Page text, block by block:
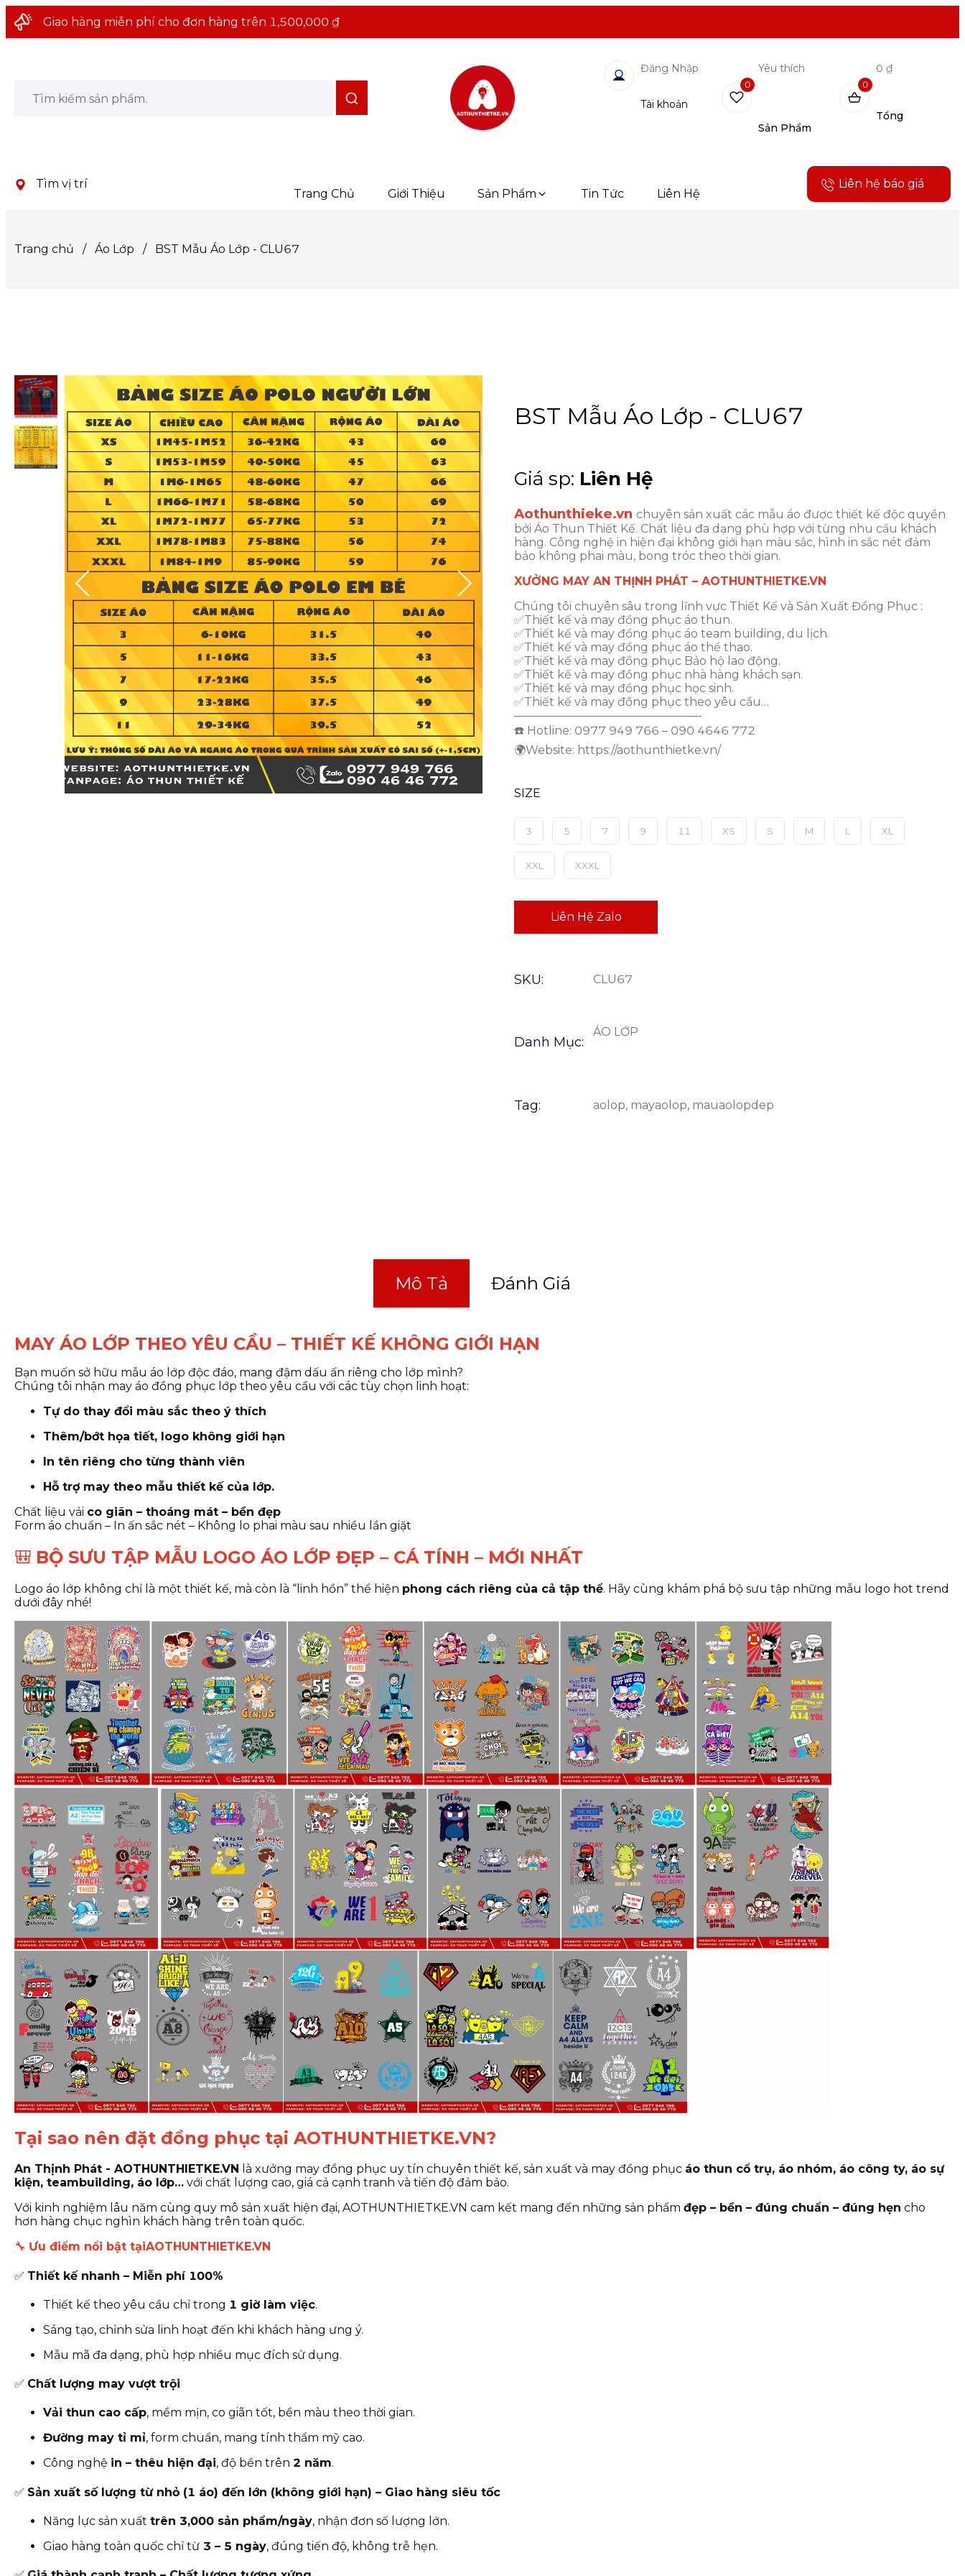
Giao hàng miễn phí cho đơn hàng trên 1,500,000 ₫
Đăng Nhập
Tài khoản
Yêu thích
Sản Phẩm
0
Tổng
0 ₫
0
Tìm vị trí
Trang Chủ Giới Thiệu Sản Phẩm Tin Tức Liên Hệ
Liên hệ báo giá
Trang chủ / Áo Lớp / BST Mẫu Áo Lớp - CLU67
BST Mẫu Áo Lớp - CLU67
Aothunthieke.vn chuyên sản xuất các mẫu áo được thiết kế độc quyền
bởi Áo Thun Thiết Kế. Chất liệu đa dạng phù hợp với từng nhu cầu khách
hàng. Công nghệ in hiện đại không giới hạn màu sắc, hình in sắc nét đảm
bảo không phai màu, bong tróc theo thời gian.
XƯỞNG MAY AN THỊNH PHÁT – AOTHUNTHIETKE.VN
Chúng tôi chuyên sâu trong lĩnh vực Thiết Kế và Sản Xuất Đồng Phục :
✅Thiết kế và may đồng phục áo thun.
✅Thiết kế và may đồng phục áo team building, du lịch.
✅Thiết kế và may đồng phục áo thể thao.
✅Thiết kế và may đồng phục Bảo hộ lao động.
✅Thiết kế và may đồng phục nhà hàng khách sạn.
✅Thiết kế và may đồng phục học sinh.
✅Thiết kế và may đồng phục theo yêu cầu…
————————————————-
☎️ Hotline: 0977 949 766 – 090 4646 772
🌍Website: https://aothunthietke.vn/
Liên Hệ Zalo
SKU: CLU67
Danh Mục:
ÁO LỚP
Tag: aolop, mayaolop, mauaolopdep
3 5 7 9 11 XS S M L XL
XXL XXXL
SIZE
Giá sp: Liên Hệ
Mô Tả Đánh Giá
MAY ÁO LỚP THEO YÊU CẦU – THIẾT KẾ KHÔNG GIỚI HẠN
Bạn muốn sở hữu mẫu áo lớp độc đáo, mang đậm dấu ấn riêng cho lớp mình?
Chúng tôi nhận may áo đồng phục lớp theo yêu cầu với các tùy chọn linh hoạt:
Tự do thay đổi màu sắc theo ý thích
Thêm/bớt họa tiết, logo không giới hạn
In tên riêng cho từng thành viên
Hỗ trợ may theo mẫu thiết kế của lớp.
Chất liệu vải co giãn – thoáng mát – bền đẹp
Form áo chuẩn – In ấn sắc nét – Không lo phai màu sau nhiều lần giặt
🎒 BỘ SƯU TẬP MẪU LOGO ÁO LỚP ĐẸP – CÁ TÍNH – MỚI NHẤT
Logo áo lớp không chỉ là một thiết kế, mà còn là “linh hồn” thể hiện phong cách riêng của cả tập thể. Hãy cùng khám phá bộ sưu tập những mẫu logo hot trend
dưới đây nhé!
Tại sao nên đặt đồng phục tại AOTHUNTHIETKE.VN?
An Thịnh Phát - AOTHUNTHIETKE.VN là xưởng may đồng phục uy tín chuyên thiết kế, sản xuất và may đồng phục áo thun cổ trụ, áo nhóm, áo công ty, áo sự
kiện, teambuilding, áo lớp… với chất lượng cao, giá cả cạnh tranh và tiến độ đảm bảo.
Với kinh nghiệm lâu năm cùng quy mô sản xuất hiện đại, AOTHUNTHIETKE.VN cam kết mang đến những sản phẩm đẹp – bền – đúng chuẩn – đúng hẹn cho
hơn hàng chục nghìn khách hàng trên toàn quốc.
🔧 Ưu điểm nổi bật tạiAOTH UNTHIETKE.VN
✅ Thiết kế nhanh – Miễn phí 100%
Thiết kế theo yêu cầu chỉ trong 1 giờ làm việc.
Sáng tạo, chỉnh sửa linh hoạt đến khi khách hàng ưng ý.
Mẫu mã đa dạng, phù hợp nhiều mục đích sử dụng.
✅ Chất lượng may vượt trội
Vải thun cao cấp, mềm mịn, co giãn tốt, bền màu theo thời gian.
Đường may tỉ mỉ, form chuẩn, mang tính thẩm mỹ cao.
Công nghệ in – thêu hiện đại, độ bền trên 2 năm.
✅ Sản xuất số lượng từ nhỏ (1 áo) đến lớn (không giới hạn) – Giao hàng siêu tốc
Năng lực sản xuất trên 3,000 sản phẩm/ngày, nhận đơn số lượng lớn.
Giao hàng toàn quốc chỉ từ 3 – 5 ngày, đúng tiến độ, không trễ hẹn.